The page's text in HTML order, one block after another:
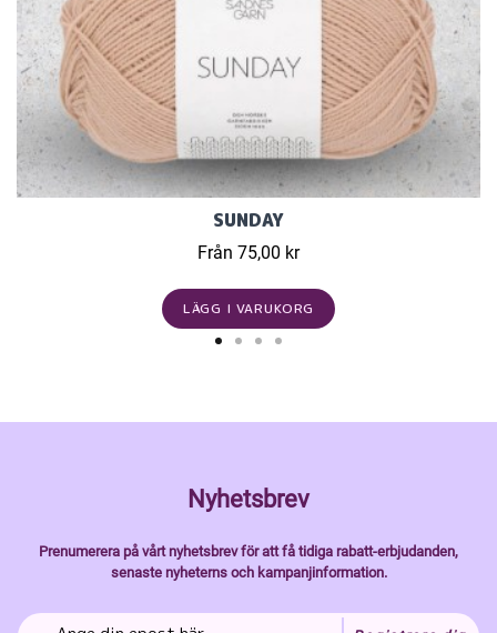
SUNDAY
Från 75,00 kr
LÄGG I VARUKORG
Nyhetsbrev
Prenumerera på vårt nyhetsbrev för att få tidiga rabatt-erbjudanden,
senaste nyheterns och kampanjinformation.